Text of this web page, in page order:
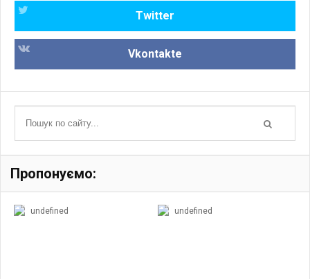
Twitter
Vkontakte
Пропонуємо:
undefined undefined